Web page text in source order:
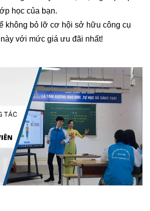
học của bạn.
không bỏ lỡ cơ hội sở hữu công cụ
với mức giá ưu đãi nhất!